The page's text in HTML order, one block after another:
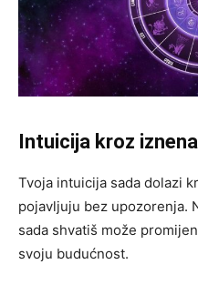
Intuicija kroz
Tvoja intuicija sada dolazi
pojavljuju bez upozorenja.
sada shvatiš može
svoju budućnost.